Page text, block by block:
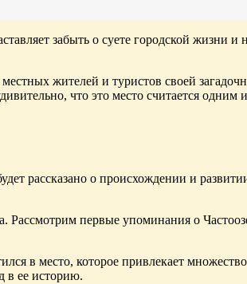
забыть о суете городской жизни и
жителей и туристов своей
что это место считается одним
рассказано о происхождении и
Рассмотрим первые упоминания о
в место, которое привлекает
в ее историю.